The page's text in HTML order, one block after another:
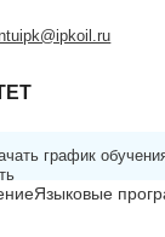
график
Языковые